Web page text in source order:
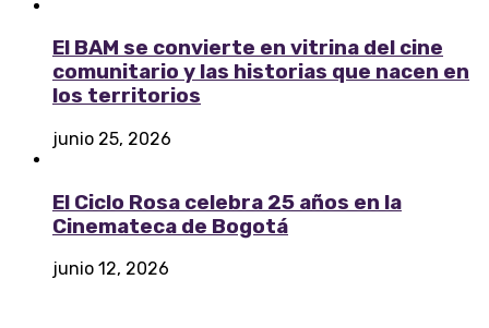
El BAM se convierte en vitrina del cine
comunitario y las historias que nacen en
los territorios
junio 25, 2026
El Ciclo Rosa celebra 25 años en la
Cinemateca de Bogotá
junio 12, 2026